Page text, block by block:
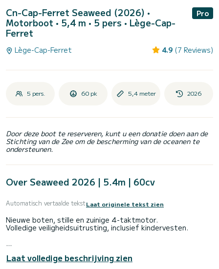
Cn-Cap-Ferret Seaweed (2026) •
Motorboot • 5,4 m • 5 pers • Lège-Cap-
Ferret
Pro
Lège-Cap-Ferret 4.9 (7 Reviews)
5 pers. 60 pk 5,4 meter 2026
Door deze boot te reserveren, kunt u een donatie doen aan de
Stichting van de Zee om de bescherming van de oceanen te
ondersteunen.
Over Seaweed 2026 | 5.4m | 60cv
Automatisch vertaalde tekstLaat originele tekst zien
Nieuwe boten, stille en zuinige 4-taktmotor.
Volledige veiligheidsuitrusting, inclusief kindervesten.
-waterski's
-wakeboard < br >-gesleepte boei 1 persoon
Laat volledige beschrijving zien